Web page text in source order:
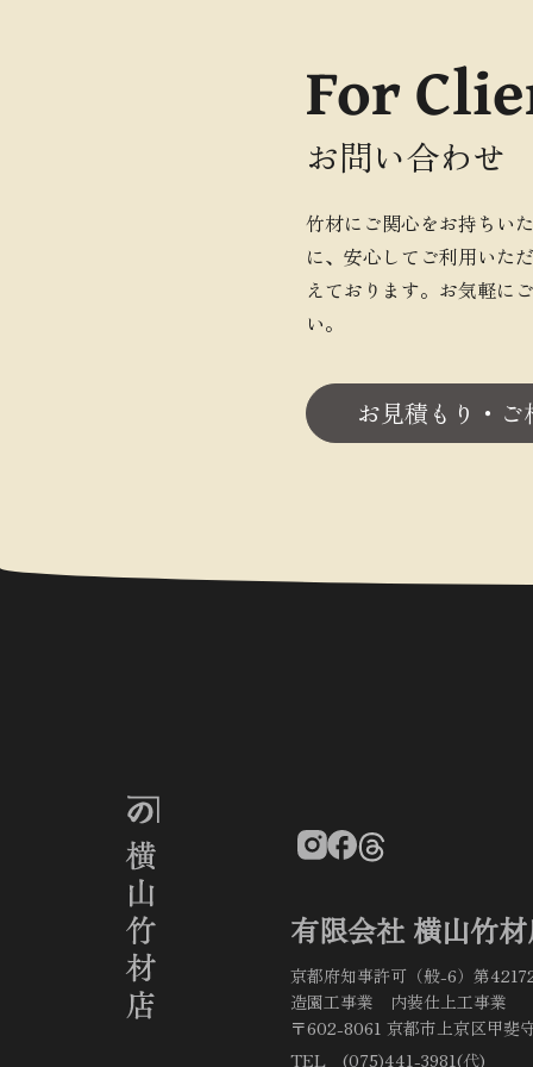
For
お問い合わせ
竹材にご関心をお持ちい
に、安心してご利用いた
えております。お気軽に
い。
お見積もり・ご
有限会社 横山竹
京都府知事許可（般-6）第
造園工事業 内装仕上工事業
〒602-8061 京都市上京区甲斐
TEL (075)441-3981(代)